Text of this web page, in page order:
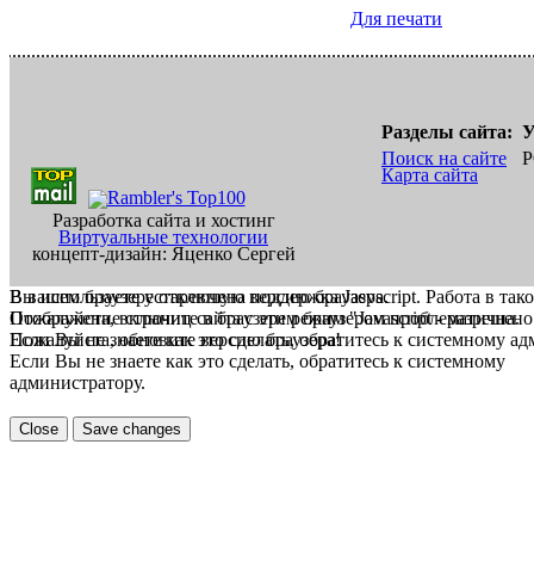
Для печати
Разработка сайта и хостинг
Виртуальные технологии
концепт-дизайн: Яценко Сергей
Разделы сайта:
Поиск на сайте
Карта сайта
В вашем браузере отключена поддержка Jasvscript. Работа в
Пожалуйста, включите в браузере режим "Javascript -
Если Вы не знаете как это сделать, обратитесь к системному
Вы используете устаревшую версию браузера.
Отображение страниц сайта с этим браузером проблематична.
Пожалуйста, обновите версию браузера!
Если Вы не знаете как это сделать, обратитесь к системному
администратору.
Close Save changes